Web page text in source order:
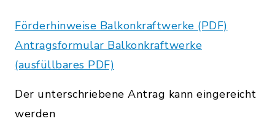
Förderhinweise Balkonkraftwerke (PDF)
Antragsformular Balkonkraftwerke
(ausfüllbares PDF)
Der unterschriebene Antrag kann eingereicht
werden